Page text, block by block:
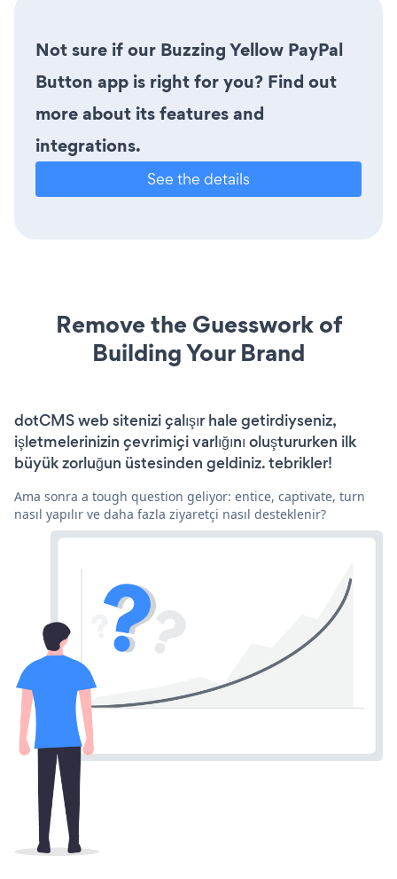
Not sure if our Buzzing Yellow PayPal
Button app is right for you? Find out
more about its features and
integrations.
See the details
Remove the Guesswork of
Building Your Brand
dotCMS web sitenizi çalışır hale getirdiyseniz,
işletmelerinizin çevrimiçi varlığını oluştururken ilk
büyük zorluğun üstesinden geldiniz. tebrikler!
Ama sonra a tough question geliyor: entice, captivate, turn
nasıl yapılır ve daha fazla ziyaretçi nasıl desteklenir?